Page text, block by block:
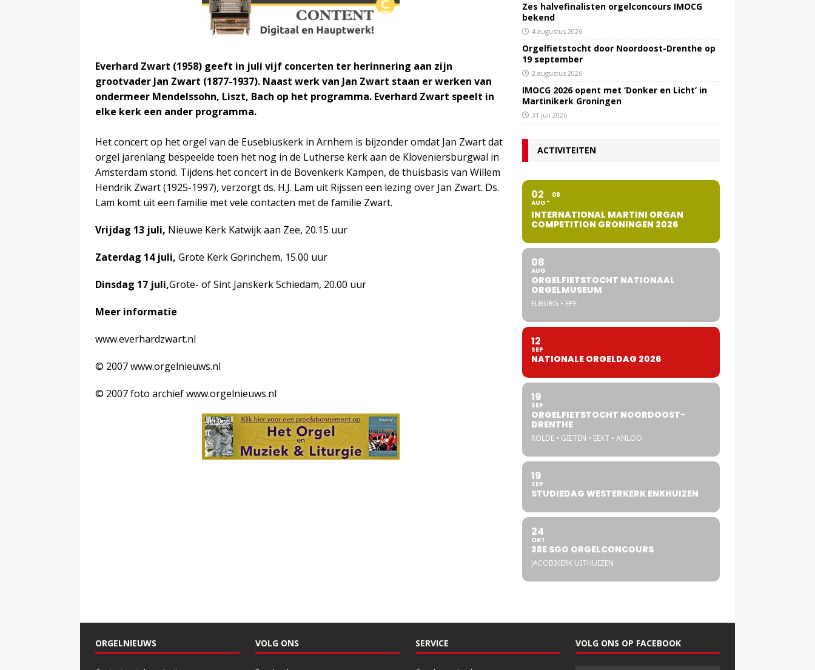
Everhard Zwart (1958) geeft in juli vijf concerten ter herinnering aan zijn
grootvader Jan Zwart (1877-1937). Naast werk van Jan Zwart staan er werken van
ondermeer Mendelssohn, Liszt, Bach op het programma. Everhard Zwart speelt in
elke kerk een ander programma.
Het concert op het orgel van de Eusebiuskerk in Arnhem is bijzonder omdat Jan Zwart dat
orgel jarenlang bespeelde toen het nog in de Lutherse kerk aan de Kloveniersburgwal in
Amsterdam stond. Tijdens het concert in de Bovenkerk Kampen, de thuisbasis van Willem
Hendrik Zwart (1925-1997), verzorgt ds. H.J. Lam uit Rijssen een lezing over Jan Zwart. Ds.
Lam komt uit een familie met vele contacten met de familie Zwart.
Vrijdag 13 juli, Nieuwe Kerk Katwijk aan Zee, 20.15 uur
Zaterdag 14 juli, Grote Kerk Gorinchem, 15.00 uur
Dinsdag 17 juli,Grote- of Sint Janskerk Schiedam, 20.00 uur
Meer informatie
www.everhardzwart.nl
© 2007 www.orgelnieuws.nl
© 2007 foto archief www.orgelnieuws.nl
Zes halvefinalisten orgelconcours IMOCG
bekend
4 augustus 2026
Orgelfietstocht door Noordoost-Drenthe op
19 september
2 augustus 2026
IMOCG 2026 opent met ‘Donker en Licht’ in
Martinikerk Groningen
31 juli 2026
ACTIVITEITEN
02
AUG
08
INTERNATIONAL MARTINI ORGAN
COMPETITION GRONINGEN 2026
08
AUG
ORGELFIETSTOCHT NATIONAAL
ORGELMUSEUM
ELBURG • EPE
12
SEP
NATIONALE ORGELDAG 2026
19
SEP
ORGELFIETSTOCHT NOORDOOST-
DRENTHE
ROLDE • GIETEN • EEXT • ANLOO
19
SEP
STUDIEDAG WESTERKERK ENKHUIZEN
24
OKT
38E SGO ORGELCONCOURS
JACOBIKERK UITHUIZEN
ORGELNIEUWS VOLG ONS SERVICE VOLG ONS OP FACEBOOK